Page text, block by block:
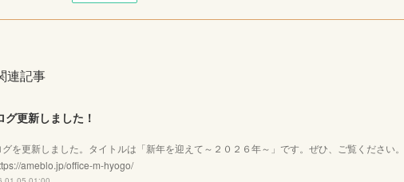
連記事
グ更新しました！
グを更新しました。タイトルは「新年を迎えて～２０２６年～」です。ぜひ、ご覧ください
ameblo.jp/office-m-hyogo/